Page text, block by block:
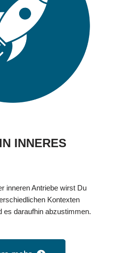
INNERES
inneren Antriebe wirst Du
Kontexten
es daraufhin abzustimmen.